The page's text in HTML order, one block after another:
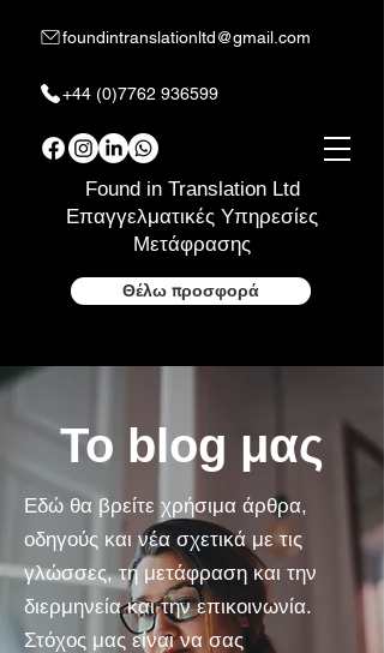
foundintranslationltd@gmail.com
+44 (0)7762 936599
Found in Translation Ltd
Επαγγελματικές Υπηρεσίες
Μετάφρασης
Θέλω προσφορά
Το blog μας
Εδώ θα βρείτε χρήσιμα άρθρα,
οδηγούς και νέα σχετικά με τις
γλώσσες, τη μετάφραση και την
διερμηνεία και την επικοινωνία.
Στόχος μας είναι να σας